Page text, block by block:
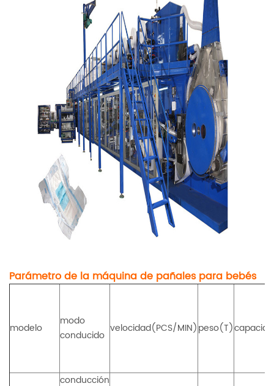
Parámetro de la máquina de pañales para bebés
modelo
modo
conducido
velocidad(PCS/MIN)peso(T)
conducción